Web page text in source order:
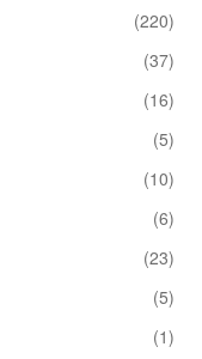
(220)
(37)
(16)
(5)
(10)
(6)
(23)
(5)
(1)